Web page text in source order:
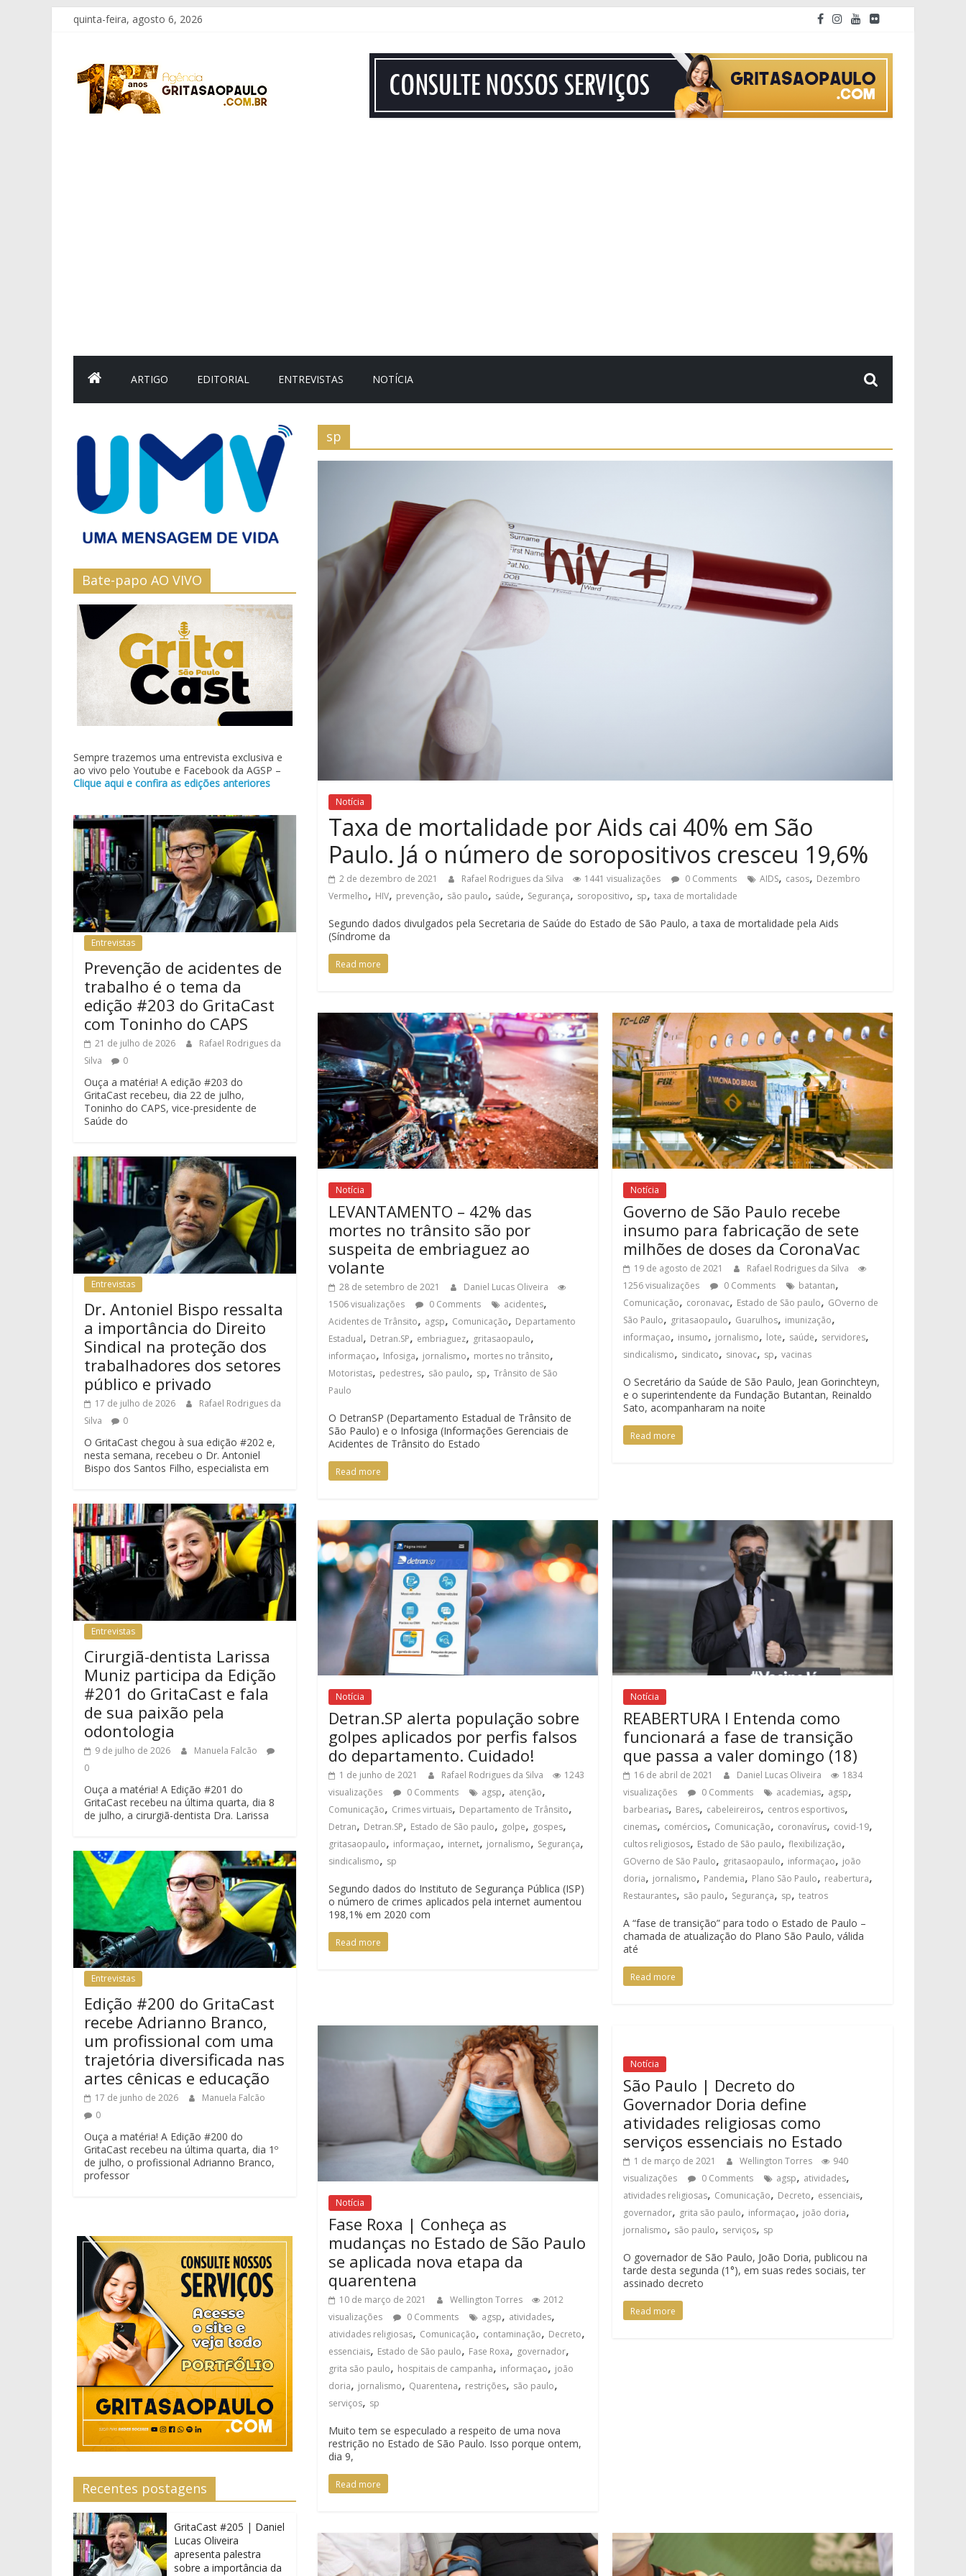
Pular
para
conteúdo
quinta-feira, agosto 6, 2026
Grita
São
ARTIGO EDITORIAL ENTREVISTAS NOTÍCIA
sp
Notícia
Taxa de mortalidade por Aids cai 40% em São
Paulo. Já o número de soropositivos cresceu 19,6%
2 de dezembro de 2021 Rafael Rodrigues da Silva 1441 visualizações 0 Comments AIDS, casos, Dezembro
Vermelho, HIV, prevenção, são paulo, saúde, Segurança, soropositivo, sp, taxa de mortalidade
Segundo dados divulgados pela Secretaria de Saúde do Estado de São Paulo, a taxa de mortalidade pela Aids
(Síndrome da
Read more
Notícia
LEVANTAMENTO – 42% das
mortes no trânsito são por
suspeita de embriaguez ao
volante
28 de setembro de 2021
Daniel Lucas Oliveira
1506 visualizações
0 Comments acidentes,
Acidentes de Trânsito, agsp, Comunicação, Departamento
Estadual, Detran.SP, embriaguez, gritasaopaulo,
informaçao, Infosiga, jornalismo, mortes no trânsito,
Motoristas, pedestres, são paulo, sp, Trânsito de São
Paulo
O DetranSP (Departamento Estadual de Trânsito de
São Paulo) e o Infosiga (Informações Gerenciais de
Acidentes de Trânsito do Estado
Read more
Notícia
Governo de São Paulo recebe
insumo para fabricação de sete
milhões de doses da CoronaVac
19 de agosto de 2021
Rafael Rodrigues da Silva
1256 visualizações
0 Comments batantan,
Comunicação, coronavac, Estado de São paulo, GOverno de
São Paulo, gritasaopaulo, Guarulhos, imunização,
informaçao, insumo, jornalismo, lote, saúde, servidores,
sindicalismo, sindicato, sinovac, sp,vacinas
O Secretário da Saúde de São Paulo, Jean Gorinchteyn,
e o superintendente da Fundação Butantan, Reinaldo
Sato, acompanharam na noite
Read more
Notícia
Detran.SP alerta população sobre
golpes aplicados por perfis falsos
do departamento. Cuidado!
1 de junho de 2021 Rafael Rodrigues da Silva
1243
visualizações
0 Comments agsp, atenção,
Comunicação, Crimes virtuais, Departamento de Trânsito,
Detran, Detran.SP, Estado de São paulo, golpe, gospes,
gritasaopaulo, informaçao, internet, jornalismo, Segurança,
sindicalismo, sp
Segundo dados do Instituto de Segurança Pública (ISP)
o número de crimes aplicados pela internet aumentou
198,1% em 2020 com
Read more
Notícia
REABERTURA I Entenda como
funcionará a fase de transição
que passa a valer domingo (18)
16 de abril de 2021 Daniel Lucas Oliveira
1834
visualizações
0 Comments academias, agsp,
barbearias, Bares, cabeleireiros, centros esportivos,
cinemas, comércios, Comunicação, coronavírus, covid-19,
cultos religiosos, Estado de São paulo,flexibilização,
GOverno de São Paulo, gritasaopaulo, informaçao, joão
doria, jornalismo, Pandemia, Plano São Paulo, reabertura,
Restaurantes, são paulo, Segurança, sp,teatros
A “fase de transição” para todo o Estado de Paulo –
chamada de atualização do Plano São Paulo, válida
até
Read more
Notícia
Fase Roxa | Conheça as
mudanças no Estado de São Paulo
se aplicada nova etapa da
quarentena
10 de março de 2021 Wellington Torres
2012
visualizações
0 Comments agsp, atividades,
atividades religiosas, Comunicação, contaminação, Decreto,
essenciais, Estado de São paulo, Fase Roxa, governador,
grita são paulo, hospitais de campanha, informaçao, joão
doria, jornalismo, Quarentena, restrições, são paulo,
serviços, sp
Muito tem se especulado a respeito de uma nova
restrição no Estado de São Paulo. Isso porque ontem,
dia 9,
Read more
Notícia
São Paulo | Decreto do
Governador Doria define
atividades religiosas como
serviços essenciais no Estado
1 de março de 2021 Wellington Torres
940
visualizações
0 Comments agsp, atividades,
atividades religiosas, Comunicação, Decreto, essenciais,
governador, grita são paulo, informaçao, joão doria,
jornalismo, são paulo, serviços, sp
O governador de São Paulo, João Doria, publicou na
tarde desta segunda (1°), em suas redes sociais, ter
assinado decreto
Read more
Bate-papo AO VIVO
Sempre trazemos uma entrevista exclusiva e
ao vivo pelo Youtube e Facebook da AGSP –
Clique aqui e confira as edições anteriores
Entrevistas
Prevenção de acidentes de
trabalho é o tema da
edição #203 do GritaCast
com Toninho do CAPS
21 de julho de 2026
Rafael Rodrigues da
Silva
0
Ouça a matéria! A edição #203 do
GritaCast recebeu, dia 22 de julho,
Toninho do CAPS, vice-presidente de
Saúde do
Entrevistas
Dr. Antoniel Bispo ressalta
a importância do Direito
Sindical na proteção dos
trabalhadores dos setores
público e privado
17 de julho de 2026
Rafael Rodrigues da
Silva
0
O GritaCast chegou à sua edição #202 e,
nesta semana, recebeu o Dr. Antoniel
Bispo dos Santos Filho, especialista em
Entrevistas
Cirurgiã-dentista Larissa
Muniz participa da Edição
#201 do GritaCast e fala
de sua paixão pela
odontologia
9 de julho de 2026
Manuela Falcão
0
Ouça a matéria! A Edição #201 do
GritaCast recebeu na última quarta, dia 8
de julho, a cirurgiã-dentista Dra. Larissa
Entrevistas
Edição #200 do GritaCast
recebe Adrianno Branco,
um profissional com uma
trajetória diversificada nas
artes cênicas e educação
17 de junho de 2026
Manuela Falcão
0
Ouça a matéria! A Edição #200 do
GritaCast recebeu na última quarta, dia 1º
de julho, o profissional Adrianno Branco,
professor
Recentes postagens
GritaCast #205 | Daniel
Lucas Oliveira
apresenta palestra
sobre a importância da